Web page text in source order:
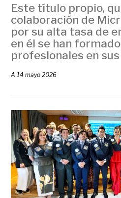
Este título propio,
colaboración de
por su alta tasa de
en él se han
profesionales en
A14 mayo 2026